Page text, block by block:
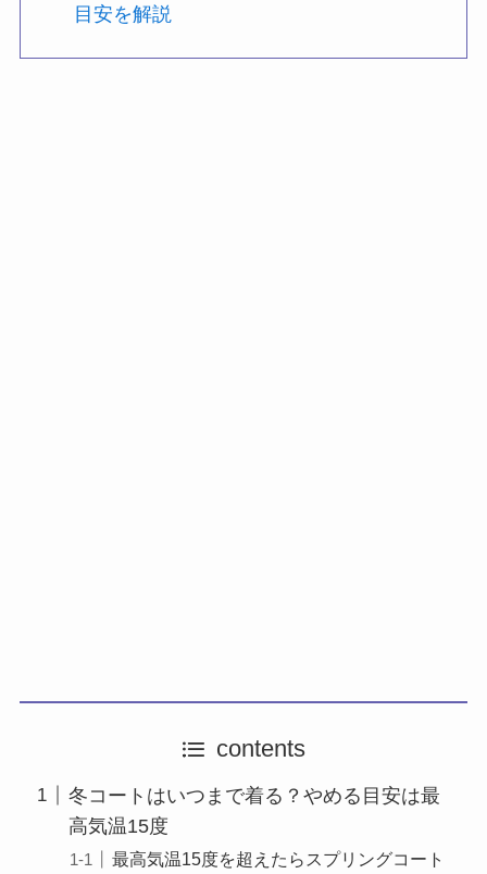
目安を解説
contents
冬コートはいつまで着る？やめる目安は最
高気温15度
最高気温15度を超えたらスプリングコート